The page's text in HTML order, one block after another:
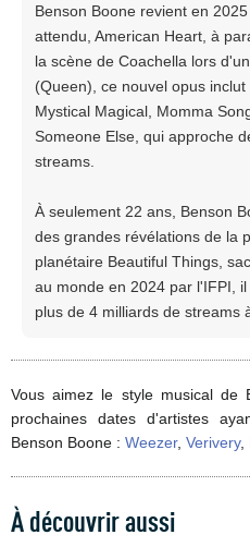
Benson Boone revient en
attendu, American Heart, à
la scène de Coachella lors
(Queen), ce nouvel opus
Mystical Magical, Momma
Someone Else, qui approche
streams.
À seulement 22 ans, Benson
des grandes révélations de la
planétaire Beautiful Things,
au monde en 2024 par l'IFPI,
plus de 4 milliards de streams
Vous aimez le style musical de
prochaines dates d'artistes
Benson Boone : Weezer, Verivery,
À découvrir aussi